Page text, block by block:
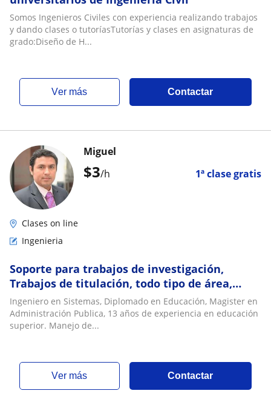
Somos Ingenieros Civiles con experiencia realizando trabajos
y dando clases o tutoríasTutorías y clases en asignaturas de
grado:Diseño de H...
ver más Contactar
$3/h 1ª clase gratis
Miguel
Clases on line
Ingenieria
Soporte para trabajos de investigación,
Trabajos de titulación, todo tipo de área,
excepto medicina
Ingeniero en Sistemas, Diplomado en Educación, Magister en
Administración Publica, 13 años de experiencia en educación
superior. Manejo de...
ver más Contactar